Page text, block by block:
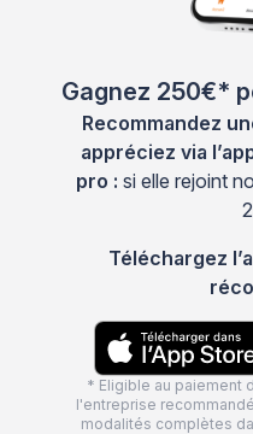
Gagnez 250€*
Recommandez
appréciez via
pro : si elle rejoint
Téléchargez
* Eligible au paiement
l'entreprise
modalités complètes